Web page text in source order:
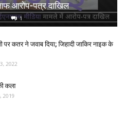
आरोप-पत्र दाखिल
1
पर कतर ने जवाब दिया; जिहादी जाकिर नाइक के
2022
कला
2019